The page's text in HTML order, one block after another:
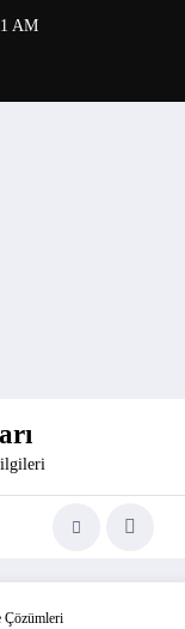
AM
Çözümleri